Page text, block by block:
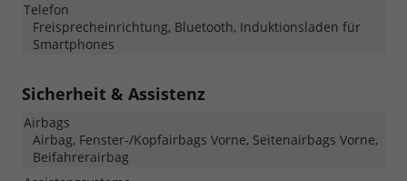
Telefon
Freisprecheinrichtung, Bluetooth, Induktionsladen für
Smartphones
Sicherheit & Assistenz
Airbags
Airbag, Fenster-/Kopfairbags Vorne, Seitenairbags Vorne,
Beifahrerairbag